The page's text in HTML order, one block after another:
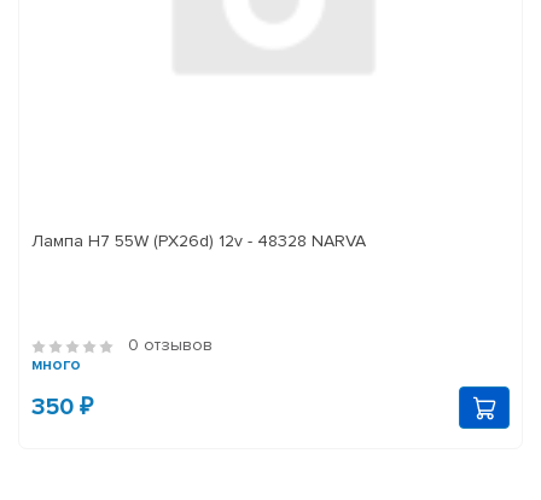
Лампа H7 55W (PX26d) 12v - 48328 NARVA
0 отзывов
много
350 ₽